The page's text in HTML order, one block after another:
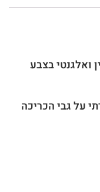
ואלגנטי בצבע
על גבי הכריכה